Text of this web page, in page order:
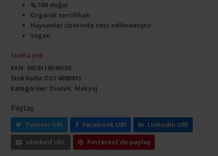
% 100 doğal
Organik sertifikalı
Hayvanlar üzerinde test edilmemiştir
Vegan
Stokta yok
EAN: 0618119349158
Stok kodu: DST408BMS
Kategoriler: Dudak, Makyaj
Paylaş
Twitter URl Facebook URl
LinkedIn URl
oEmbed URL
Pinterest'de paylaş